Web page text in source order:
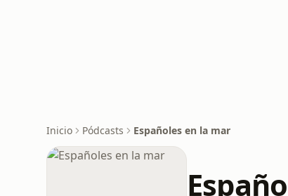
Inicio Pódcasts Españoles en la mar